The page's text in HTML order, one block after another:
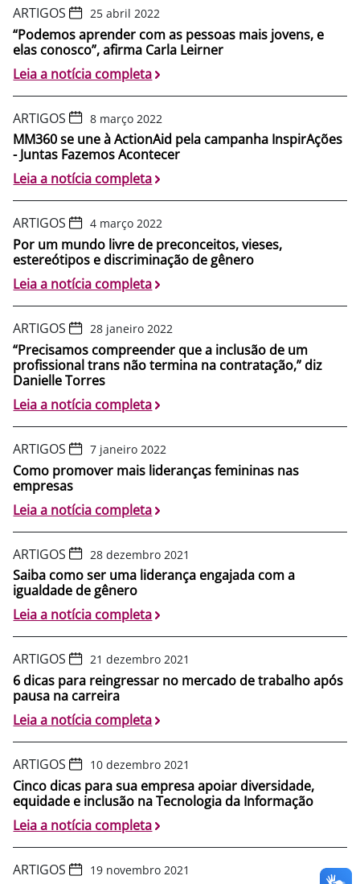
ARTIGOS 25 abril 2022
“Podemos aprender com as pessoas mais jovens, e
elas conosco”, afirma Carla Leirner
Leia a notícia completa
ARTIGOS 8 março 2022
MM360 se une à ActionAid pela campanha InspirAções
- Juntas Fazemos Acontecer
Leia a notícia completa
ARTIGOS 4 março 2022
Por um mundo livre de preconceitos, vieses,
estereótipos e discriminação de gênero
Leia a notícia completa
ARTIGOS 28 janeiro 2022
“Precisamos compreender que a inclusão de um
profissional trans não termina na contratação,” diz
Danielle Torres
Leia a notícia completa
ARTIGOS 7 janeiro 2022
Como promover mais lideranças femininas nas
empresas
Leia a notícia completa
ARTIGOS 28 dezembro 2021
Saiba como ser uma liderança engajada com a
igualdade de gênero
Leia a notícia completa
ARTIGOS 21 dezembro 2021
6 dicas para reingressar no mercado de trabalho após
pausa na carreira
Leia a notícia completa
ARTIGOS 10 dezembro 2021
Cinco dicas para sua empresa apoiar diversidade,
equidade e inclusão na Tecnologia da Informação
Leia a notícia completa
ARTIGOS 19 novembro 2021